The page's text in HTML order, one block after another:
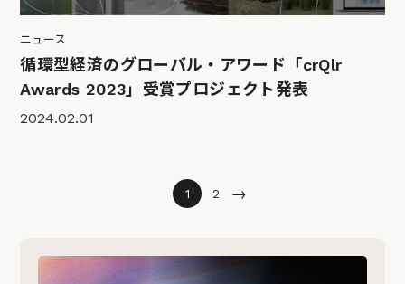
ニュース
循環型経済のグローバル・アワード「crQlr
Awards 2023」受賞プロジェクト発表
2024.02.01
1 2 →